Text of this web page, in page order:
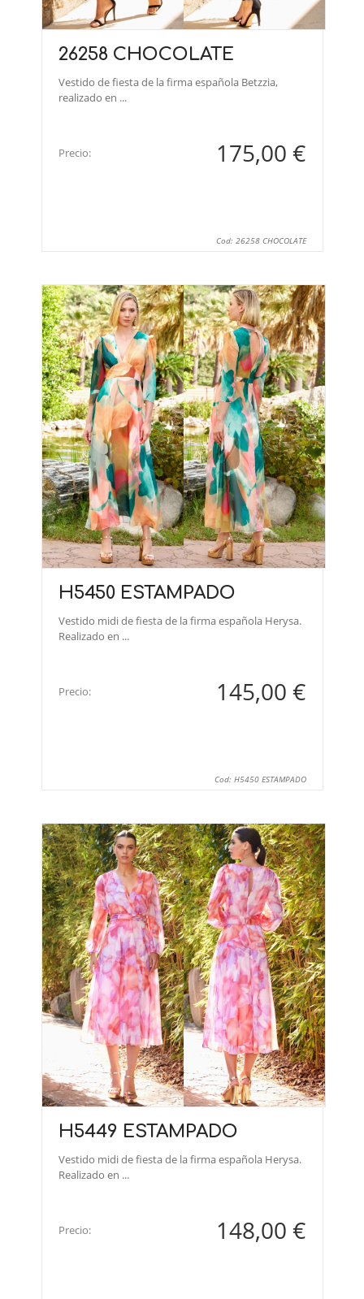
26258 CHOCOLATE
Vestido de fiesta de la firma española Betzzia,
realizado en ...
Precio: 175,00 €
Cod: 26258 CHOCOLATE
H5450 ESTAMPADO
Vestido midi de fiesta de la firma española Herysa.
Realizado en ...
Precio: 145,00 €
Cod: H5450 ESTAMPADO
H5449 ESTAMPADO
Vestido midi de fiesta de la firma española Herysa.
Realizado en ...
Precio: 148,00 €